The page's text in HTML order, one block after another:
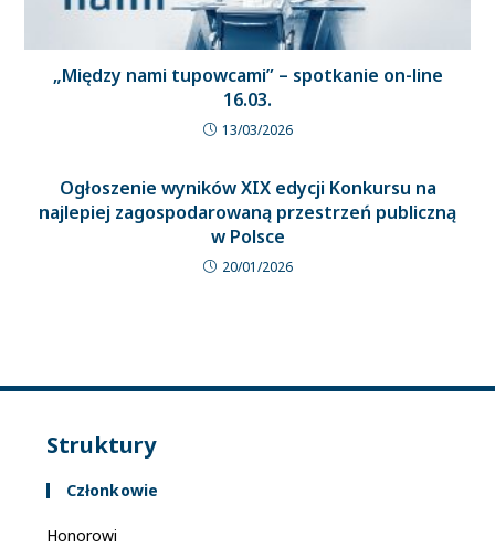
„Między nami tupowcami” – spotkanie on-line
16.03.
13/03/2026
Ogłoszenie wyników XIX edycji Konkursu na
najlepiej zagospodarowaną przestrzeń publiczną
w Polsce
20/01/2026
Struktury
Członkowie
Honorowi